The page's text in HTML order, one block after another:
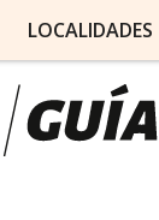
LOCALIDADES